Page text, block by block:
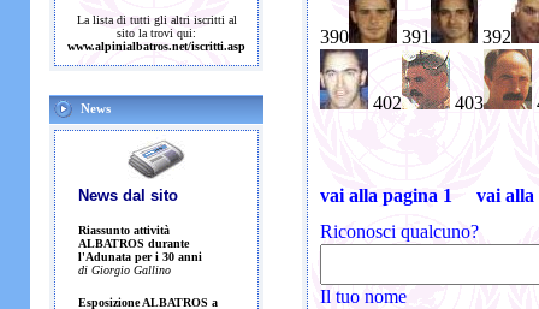
La lista di tutti gli altri iscritti al
sito la trovi qui:
www.alpinialbatros.net/iscritti.asp
News
390 391 392
402 403
vai alla pagina 1
vai alla
Riconosci qualcuno?
Il tuo nome